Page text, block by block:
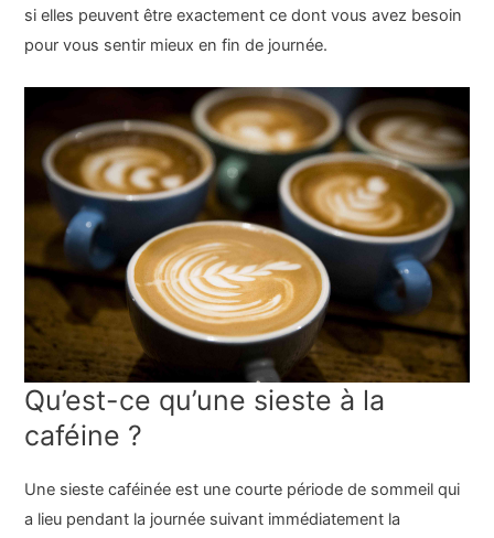
si elles peuvent être exactement ce dont vous avez besoin
pour vous sentir mieux en fin de journée.
Qu’est-ce qu’une sieste à la
caféine ?
Une sieste caféinée est une courte période de sommeil qui
a lieu pendant la journée suivant immédiatement la